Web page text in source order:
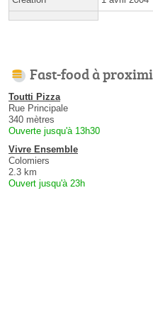
Fast-food à
Toutti Pizza
Rue Principale
340 mètres
Ouverte jusqu'à 13h30
Vivre Ensemble
Colomiers
2.3 km
Ouvert jusqu'à 23h